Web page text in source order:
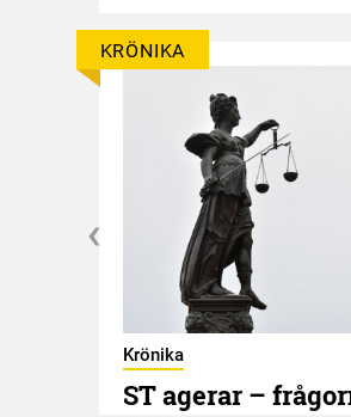
KRÖNIKA
Krönika
ST agerar –